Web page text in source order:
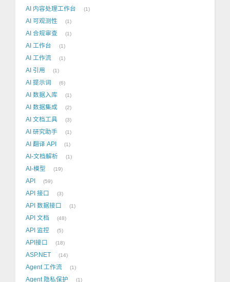
AI 内容处理工作台 1
AI 可观测性 1
AI 合规审查 1
AI 工作台 1
AI 工作流 1
AI 引用 1
AI 提示词 6
AI 数据入库 1
AI 数据集成 2
AI 文档工具 3
AI 研究助手 1
AI 翻译 API 1
AI-文档解析 1
AI-模型 19
API 59
API 接口 3
API 数据接口 1
API 文档 48
API 监控 5
API接口 18
ASP.NET 14
Agent 工作流 1
Agent 隐私保护 1